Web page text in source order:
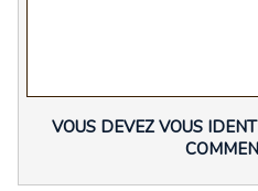
VOUS DEVEZ VOUS